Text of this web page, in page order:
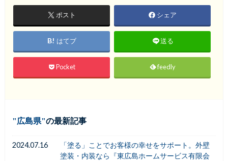
ポスト シェア
はてブ 送る
Pocket feedly
広島県 の最新記事
2024.07.16
「塗る」ことでお客様の幸せをサポート。外壁
塗装・内装なら『東広島ホームサービス有限会